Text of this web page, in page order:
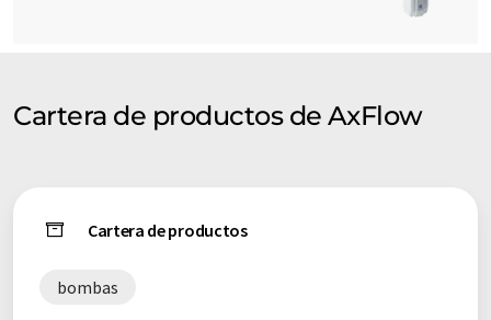
Cartera de productos de AxFlow
Cartera de productos
bombas